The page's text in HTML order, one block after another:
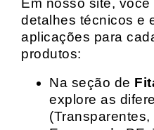
Em nosso site,
detalhes técnicos e
aplicações para
produtos:
Na seção de
explore as